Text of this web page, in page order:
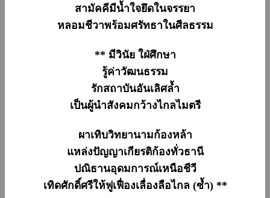
สามัคคีมีน้ำใจยึดในจรรยา
หลอมชีวาพร้อมศรัทธาในศีลธรรม
** มีวินัย ใฝ่ศึกษา
รู้ค่าวัฒนธรรม
รักสถาบันอันเลิศล้ำ
เป็นผู้นำสังคมกว้างไกลไมตรี
ผาเทิบวิทยานามก้องหล้า
แหล่งปัญญาเกียรติก้องทั่วธานี
ปณิธานอุดมการณ์เหนือชีวี
เทิดศักดิ์ศรีให้ฟูเฟื่องเลื่องลือไกล (ซ้ำ) **